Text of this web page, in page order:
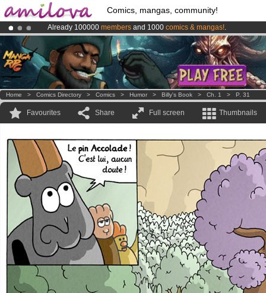
Comics, mangas, community!
Already 100000 members and 1000 comics & mangas!.
Premium membership from3.95 eurosper month !Get membership
AmilovaKickstarter is now LIVE!.
Home > Comics Directory > Comics > Humor > Billy's Book > Ch. 1 > P. 31
Favourites Share Full screen Thumbnails